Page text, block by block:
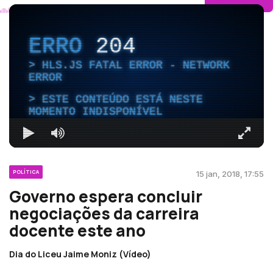
ERRO204
HLS.JS FATAL ERROR - NETWORK
ERROR
ESTE CONTEÚDO ESTÁ NESTE
MOMENTO INDISPONÍVEL
POLÍTICA 15 jan, 2018, 17:55
Governo espera concluir
negociações da carreira
docente este ano
Dia do Liceu Jaime Moniz (Vídeo)